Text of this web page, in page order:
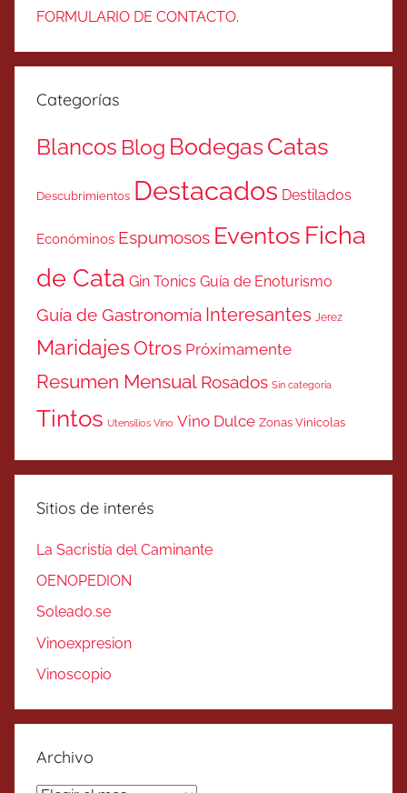
FORMULARIO DE CONTACTO.
Categorías
Blancos Blog BodegasCatas
Descubrimientos Destacados Destilados
Económinos Espumosos Eventos Ficha
de Cata Gin Tonics Guía de Enoturismo
Guía de Gastronomía Interesantes Jerez
MaridajesOtros Próximamente
Resumen Mensual Rosados Sin categoría
Tintos Utensilios Vino Vino Dulce Zonas Vinicolas
Sitios de interés
La Sacristía del Caminante
OENOPEDION
Soleado.se
Vinoexpresion
Vinoscopio
Archivo